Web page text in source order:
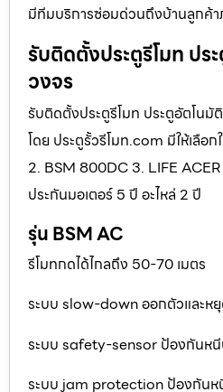
มีทีมบริการซ่อมด่วนถึงบ้านลูกค้า
รับติดตั้งประตูรีโมท ปร
วงจร
รับติดตั้งประตูรีโมท ประตูอัตโนมั
โดย ประตูรั้วรีโมท.com มีให้เลือ
2. BSM 800DC 3. LIFE
ประกันมอเตอร์ 5 ปี อะไหล่ 2 ปี
รุ่น BSM AC
รีโมทกดได้ไกลถึง 50-70 เมตร
ระบบ slow-down ออกตัวและหยุ
ระบบ safety-sensor ป้องกันห
ระบบ jam protection ป้องกันห